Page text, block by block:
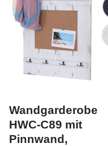
Wandgarderobe
HWC-C89 mit
Pinnwand,